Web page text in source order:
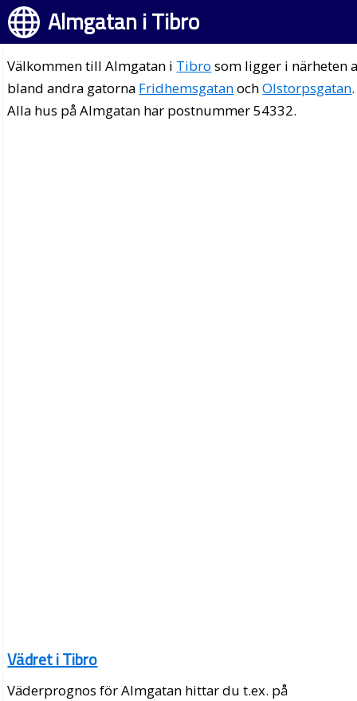
Almgatan i Tibro
Välkommen till Almgatan i Tibro som ligger i närheten
bland andra gatorna FridhemsgatanochOlstorpsgatan.
Alla hus på Almgatan har postnummer 54332.
Vädret i Tibro
Väderprognos för Almgatan hittar du t.ex. på